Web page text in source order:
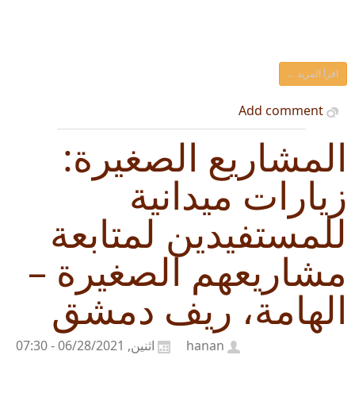
اقرأ المزيد ...
Add comment
المشاريع الصغيرة:
زيارات ميدانية
للمستفيدين لمتابعة
مشاريعهم الصغيرة –
الهامة، ريف دمشق
اثنين, 06/28/2021 - 07:30 hanan